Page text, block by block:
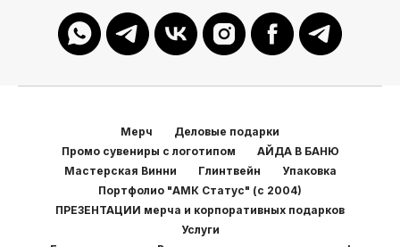
Мерч
Деловые подарки
Промо сувениры с логотипом
АЙДА В БАНЮ
Мастерская Винни
Глинтвейн
Упаковка
Портфолио "АМК Статус" (с 2004)
ПРЕЗЕНТАЦИИ мерча и корпоративных подарков
Услуги